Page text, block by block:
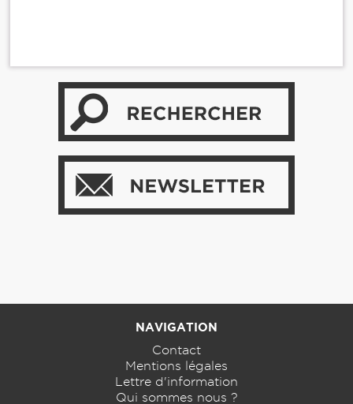
NAVIGATION
Contact
Mentions légales
Lettre d'information
Qui sommes nous ?